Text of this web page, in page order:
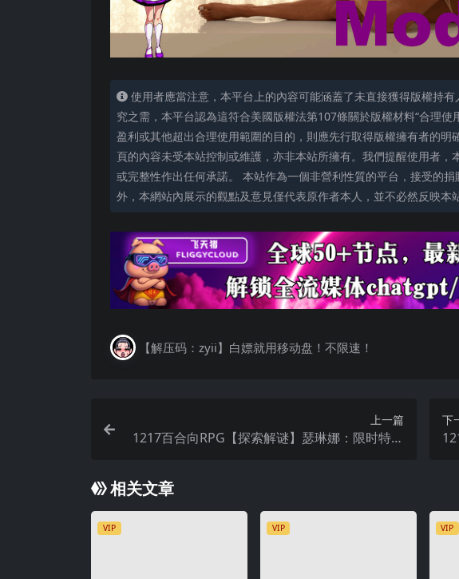
使用者應當注意，本平台上的內容可能涵蓋了未直接獲得版權持
究之需，本平台認為這符合美國版權法第107條關於版權材料“合理
盈利或其他超出合理使用範圍的目的，則應先行取得版權擁有者的
頁的內容未受本站控制或維護，亦非本站所擁有。我們提醒使用者
或完整性作出任何承諾。 本站作為一個非營利性質的平台，接受的
外，本網站內展示的觀點及意見僅代表原作者本人，並不必然反映本
【解压码：zyii】白嫖就用移动盘！不限速！
上一篇
1217百合向RPG【探索解谜】瑟琳娜：限时特工
下
相关文章
VIP VIP VIP